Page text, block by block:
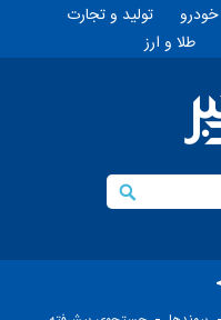
خودرو
تولید و تجارت
طلا و ارز